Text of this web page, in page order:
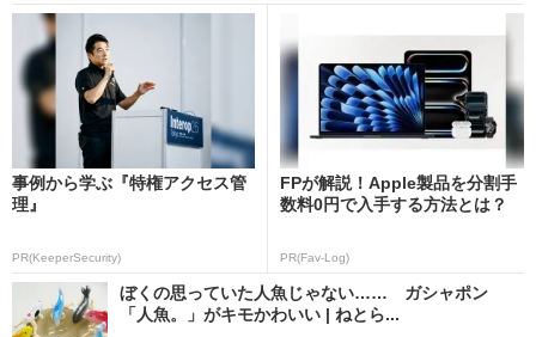
事例から学ぶ『特権アクセス管
理』
PR(KeeperSecurity)
FPが解説！Apple製品を分割手
数料0円で入手する方法とは？
PR(Fav-Log)
ぼくの思っていた人魚じゃない…… ガシャポン
「人魚。」がキモかわいい | ねとら...